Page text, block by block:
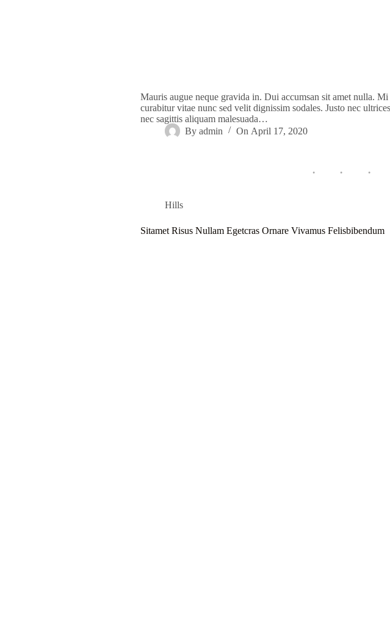
Mauris augue neque gravida in. Dui accumsan sit amet nulla.
curabitur vitae nunc sed velit dignissim sodales. Justo nec
nec sagittis aliquam malesuada…
By admin On April 17, 2020
Hills
Sitamet Risus Nullam Egetcras Ornare Vivamus Felisbibendum